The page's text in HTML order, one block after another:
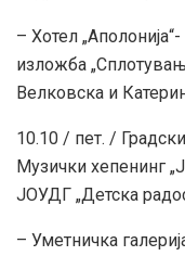
– Хотел
изложба
Велковска и
10.10 / пет. /
Музички хепенинг
ЈОУДГ „Детска
– Уметничка